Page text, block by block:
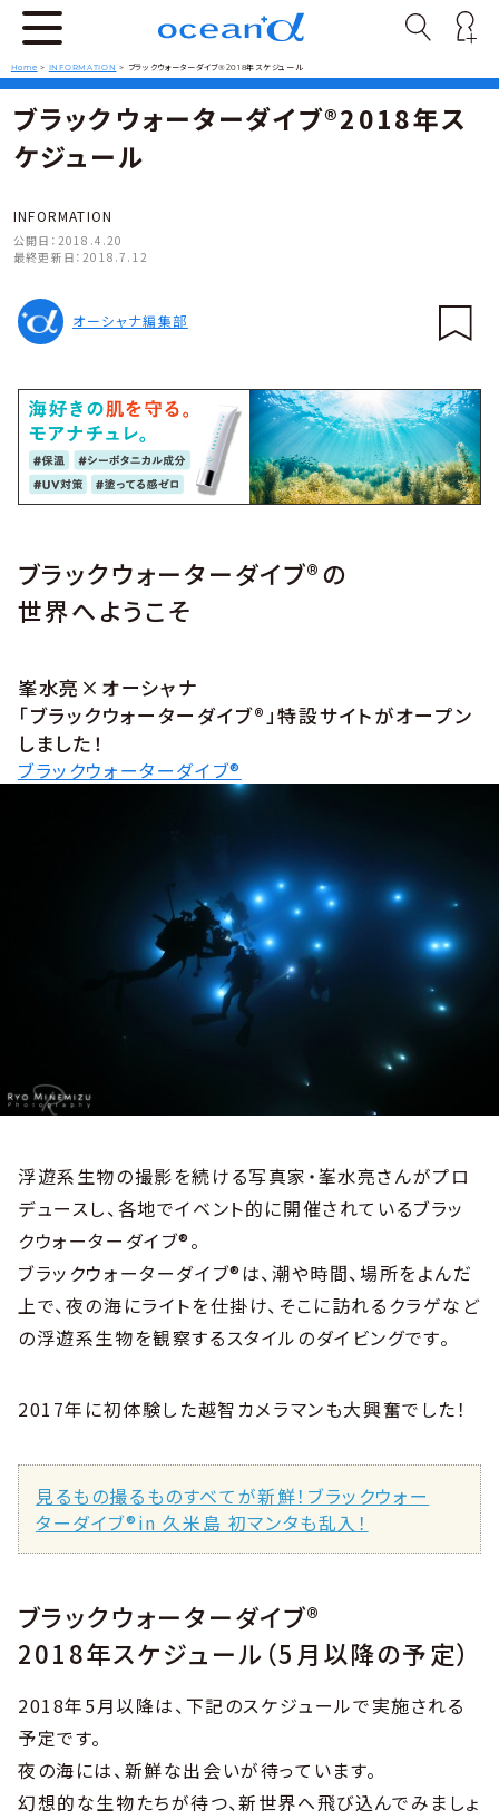
Home > INFORMATION > ブラックウォーターダイブ®2018年スケジュール
ブラックウォーターダイブ®2018年ス
ケジュール
INFORMATION
公開日： 2018.4.20
最終更新日： 2018.7.12
オーシャナ編集部
ブラックウォーターダイブ®の
世界へようこそ
峯水亮×オーシャナ
「ブラックウォーターダイブ®」特設サイトがオープン
しました！
ブラックウォーターダイブ®
浮遊系生物の撮影を続ける写真家・峯水亮さんがプロ
デュースし、各地でイベント的に開催されているブラッ
クウォーターダイブ®。
ブラックウォーターダイブ®は、潮や時間、場所をよんだ
上で、夜の海にライトを仕掛け、そこに訪れるクラゲなど
の浮遊系生物を観察するスタイルのダイビングです。
2017年に初体験した越智カメラマンも大興奮でした！
見るもの撮るものすべてが新鮮！ブラックウォー
ターダイブ®in 久米島 初マンタも乱入！
ブラックウォーターダイブ®
2018年スケジュール（5月以降の予定）
2018年5月以降は、下記のスケジュールで実施される
予定です。
夜の海には、新鮮な出会いが待っています。
幻想的な生物たちが待つ、新世界へ飛び込んでみましょ